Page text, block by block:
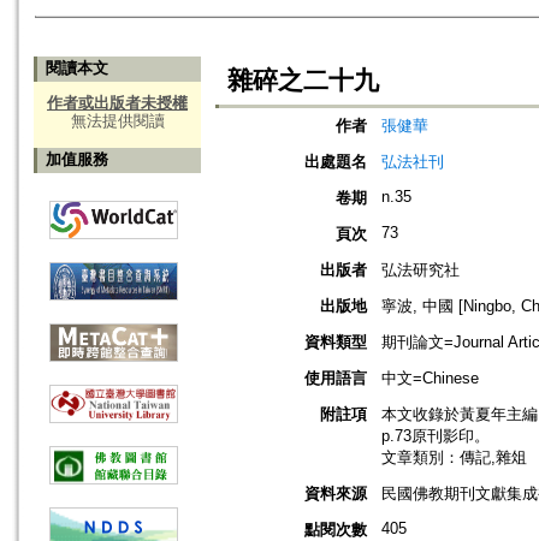
閱讀本文
作者或出版者未授權
無法提供閱讀
加值服務
雜碎之二十九
作者
張健華
出處題名
弘法社刊
卷期
n.35
頁次 73
出版者
弘法研究社
出版地
寧波, 中國 [Ningbo,
資料類型
期刊論文=Journal
使用語言
中文=Chinese
附註項
本文收錄於黃夏年主
p.73原刊影印。
文章類別：傳記,雜俎
資料來源
民國佛教期刊文獻集
點閱次數
405